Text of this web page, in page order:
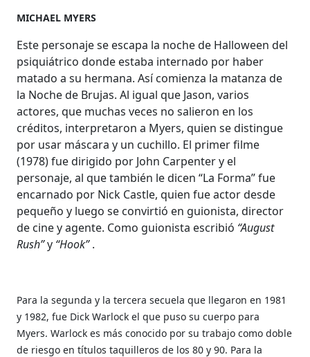
MICHAEL MYERS
Este personaje se escapa la noche de Halloween del
psiquiátrico donde estaba internado por haber
matado a su hermana. Así comienza la matanza de
la Noche de Brujas. Al igual que Jason, varios
actores, que muchas veces no salieron en los
créditos, interpretaron a Myers, quien se distingue
por usar máscara y un cuchillo. El primer filme
(1978) fue dirigido por John Carpenter y el
personaje, al que también le dicen “La Forma” fue
encarnado por Nick Castle, quien fue actor desde
pequeño y luego se convirtió en guionista, director
de cine y agente. Como guionista escribió “August
Rush”y “Hook”.
Para la segunda y la tercera secuela que llegaron en 1981
y 1982, fue Dick Warlock el que puso su cuerpo para
Myers. Warlock es más conocido por su trabajo como doble
de riesgo en títulos taquilleros de los 80 y 90. Para la